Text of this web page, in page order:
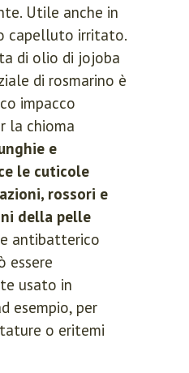
Utile anche in
capelluto irritato.
di olio di jojoba
di rosmarino è
impacco
la chioma
e
le cuticole
rossori e
della pelle
antibatterico
essere
usato in
esempio, per
o eritemi